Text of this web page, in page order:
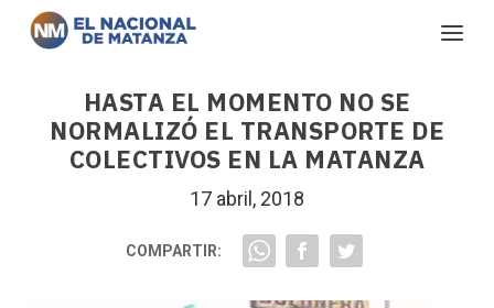
HASTA EL MOMENTO NO SE
NORMALIZÓ EL TRANSPORTE DE
COLECTIVOS EN LA MATANZA
17 abril, 2018
COMPARTIR: